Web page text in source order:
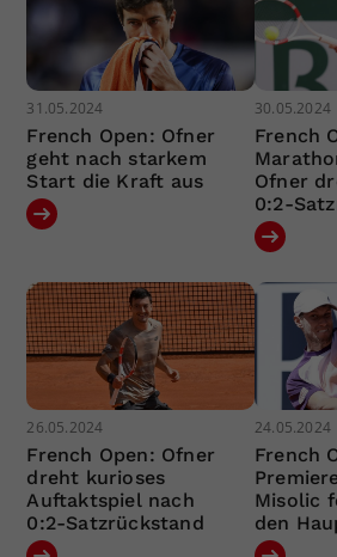
31.05.2024
French Open: Ofner
geht nach starkem
Start die Kraft aus
30.05.2024
French
Ofner
0:2-
26.05.2024
French Open: Ofner
dreht kurioses
Auftaktspiel nach
0:2-Satzrückstand
24.05.2024
French
Misolic
den